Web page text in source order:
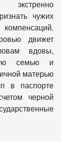
экстренно
чужих
движет
вдовы,
семью и
матерью
в паспорте
черной